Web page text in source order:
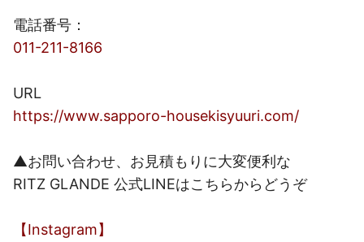
電話番号：
011-211-8166
URL
https://www.sapporo-housekisyuuri.com/
▲お問い合わせ、お見積もりに大変便利な
RITZ GLANDE 公式LINEはこちらからどうぞ
【Instagram】